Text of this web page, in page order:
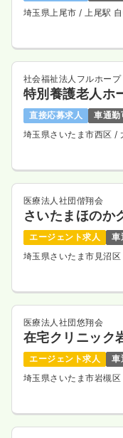
埼玉県上尾市 / 上尾駅
社会福祉法人フルホープ
特別養護老人ホ
直接応募求人
車通勤
埼玉県さいたま市西区 /
医療法人社団偕翔会
さいたまほのか
エージェント求人
車
埼玉県さいたま市見沼区
医療法人社団悠翔会
在宅クリニック
エージェント求人
車
埼玉県さいたま市岩槻区